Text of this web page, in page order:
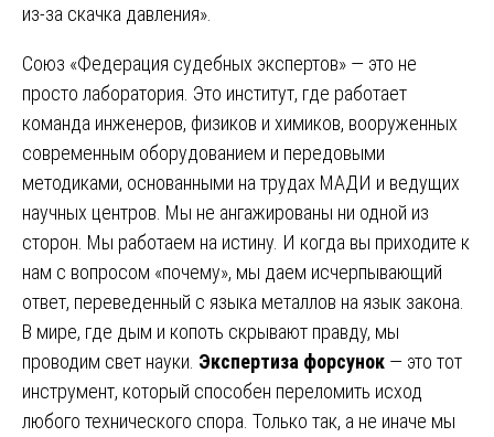
из-за скачка давления».
Союз «Федерация судебных экспертов» — это не
просто лаборатория. Это институт, где работает
команда инженеров, физиков и химиков, вооруженных
современным оборудованием и передовыми
методиками, основанными на трудах МАДИ и ведущих
научных центров. Мы не ангажированы ни одной из
сторон. Мы работаем на истину. И когда вы приходите к
нам с вопросом «почему», мы даем исчерпывающий
ответ, переведенный с языка металлов на язык закона.
В мире, где дым и копоть скрывают правду, мы
проводим свет науки. Экспертиза форсунок — это тот
инструмент, который способен переломить исход
любого технического спора. Только так, а не иначе мы